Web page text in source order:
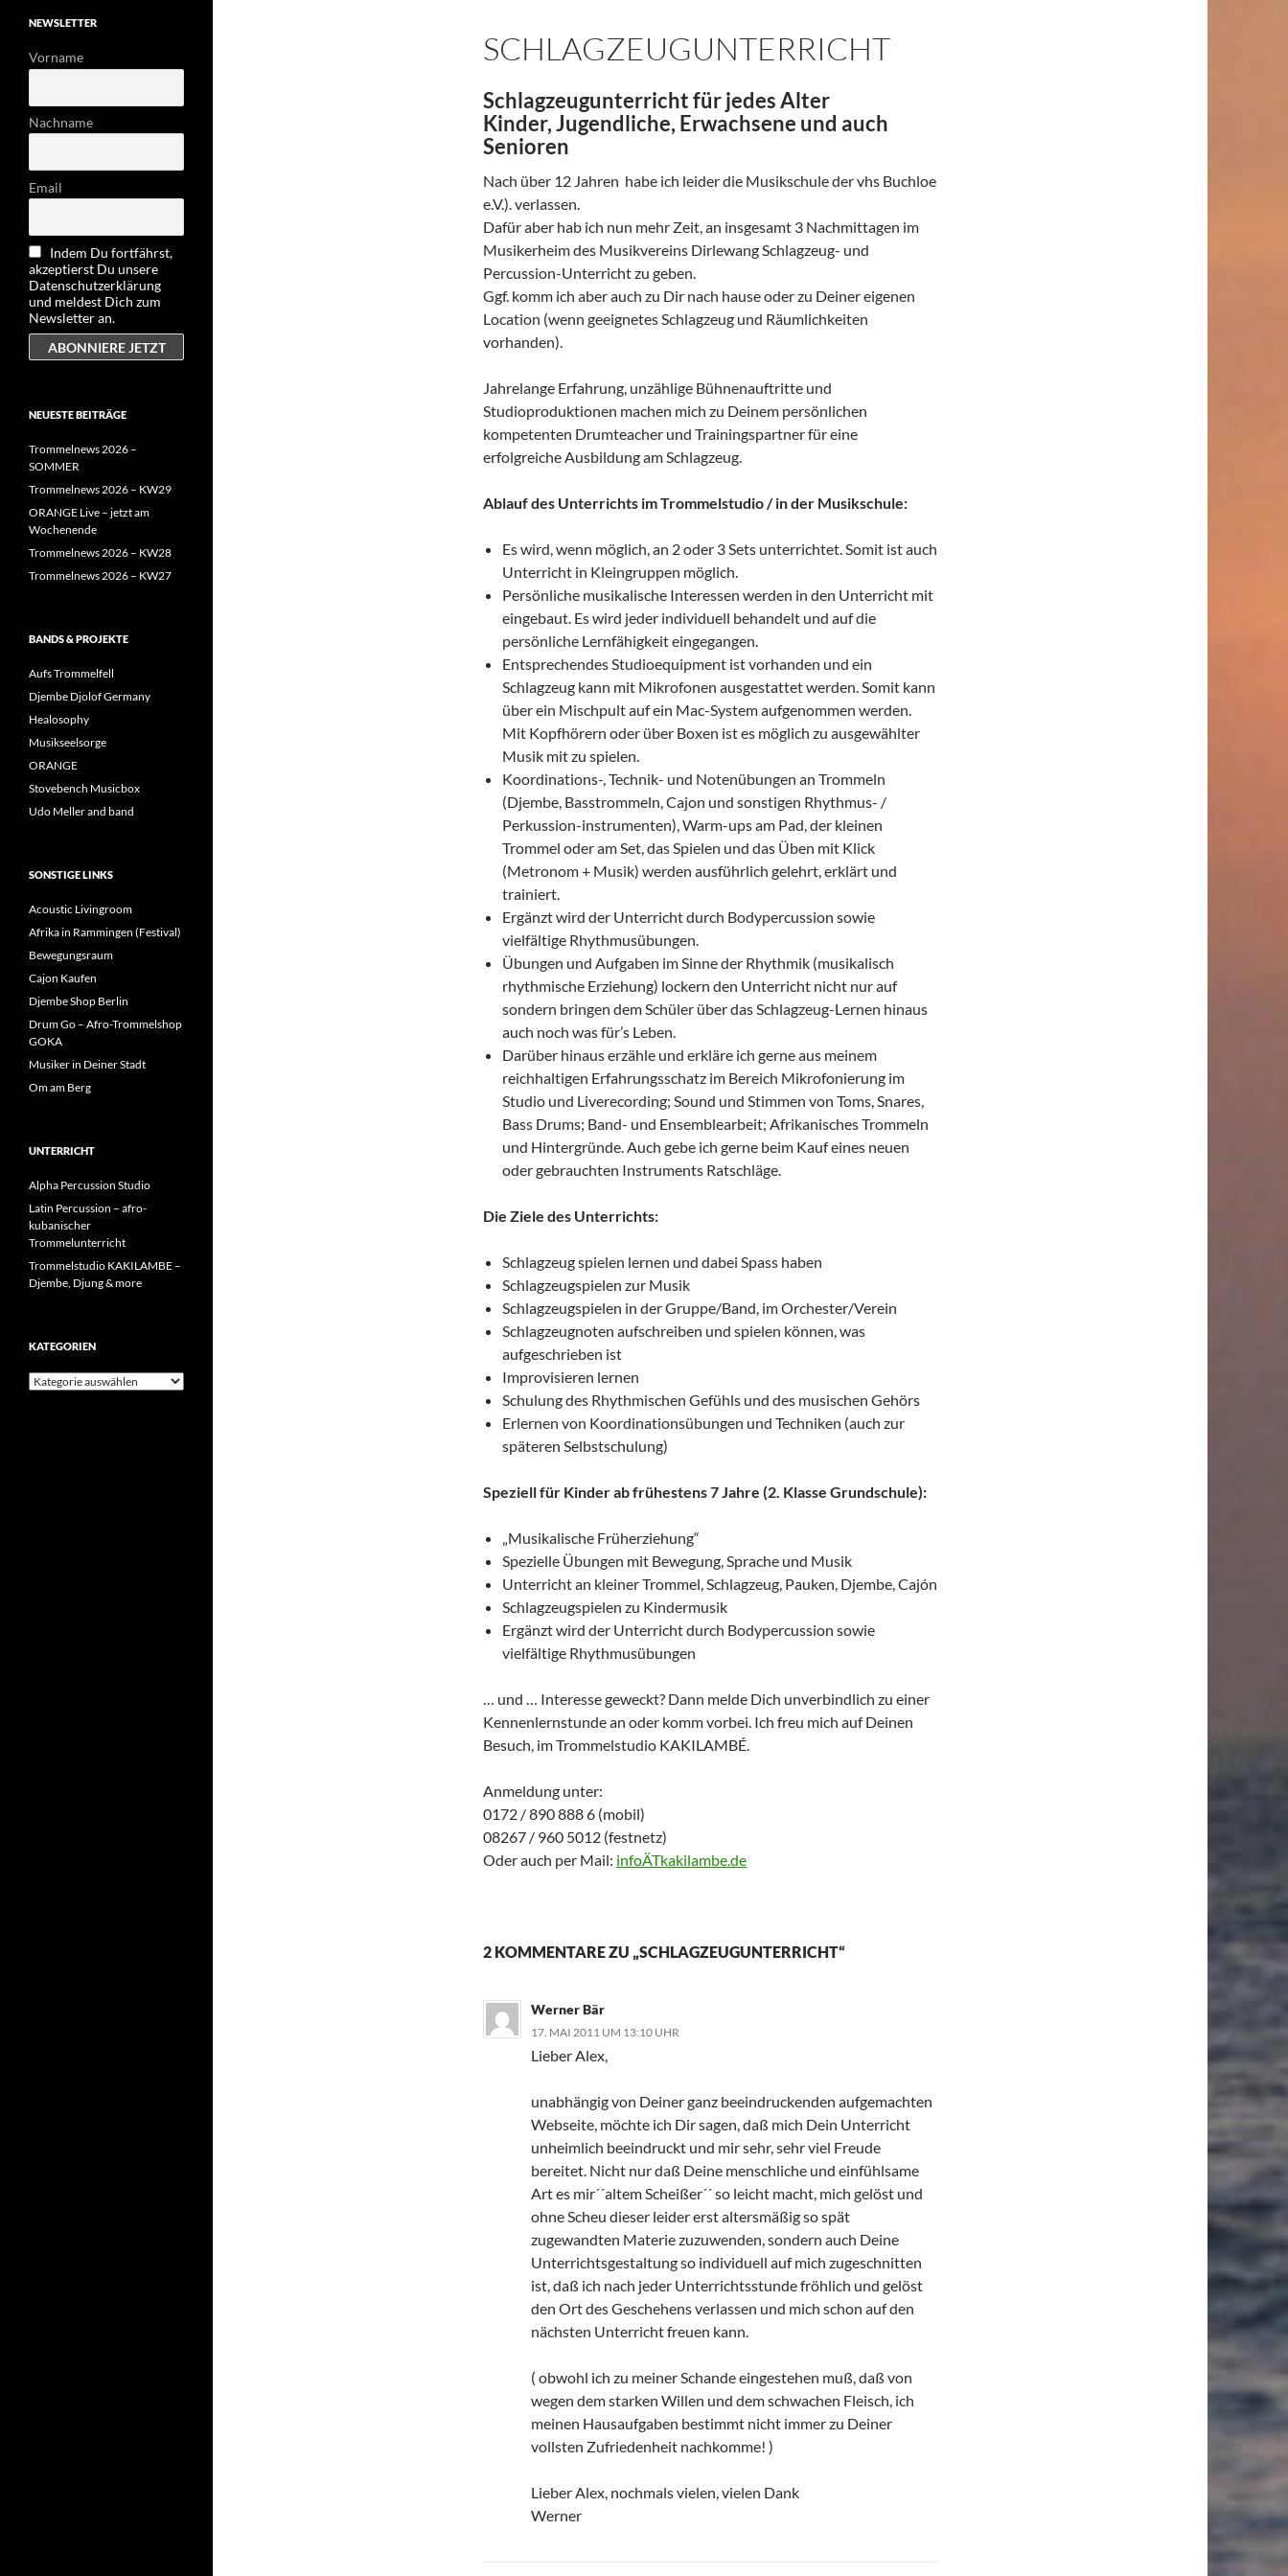
SCHLAGZEUGUNTERRICHT
Schlagzeugunterricht für jedes Alter
Kinder, Jugendliche, Erwachsene und auch
Senioren
Nach über 12 Jahren habe ich leider die Musikschule der vhs Buchloe
e.V.). verlassen.
Dafür aber hab ich nun mehr Zeit, an insgesamt 3 Nachmittagen im
Musikerheim des Musikvereins Dirlewang Schlagzeug- und
Percussion-Unterricht zu geben.
Ggf. komm ich aber auch zu Dir nach hause oder zu Deiner eigenen
Location (wenn geeignetes Schlagzeug und Räumlichkeiten
vorhanden).
Jahrelange Erfahrung, unzählige Bühnenauftritte und
Studioproduktionen machen mich zu Deinem persönlichen
kompetenten Drumteacher und Trainingspartner für eine
erfolgreiche Ausbildung am Schlagzeug.
Ablauf des Unterrichts im Trommelstudio / in der Musikschule:
Es wird, wenn möglich, an 2 oder 3 Sets unterrichtet. Somit ist auch
Unterricht in Kleingruppen möglich.
Persönliche musikalische Interessen werden in den Unterricht mit
eingebaut. Es wird jeder individuell behandelt und auf die
persönliche Lernfähigkeit eingegangen.
Entsprechendes Studioequipment ist vorhanden und ein
Schlagzeug kann mit Mikrofonen ausgestattet werden. Somit kann
über ein Mischpult auf ein Mac-System aufgenommen werden.
Mit Kopfhörern oder über Boxen ist es möglich zu ausgewählter
Musik mit zu spielen.
Koordinations-, Technik- und Notenübungen an Trommeln
(Djembe, Basstrommeln, Cajon und sonstigen Rhythmus- /
Perkussion-instrumenten), Warm-ups am Pad, der kleinen
Trommel oder am Set, das Spielen und das Üben mit Klick
(Metronom + Musik) werden ausführlich gelehrt, erklärt und
trainiert.
Ergänzt wird der Unterricht durch Bodypercussion sowie
vielfältige Rhythmusübungen.
Übungen und Aufgaben im Sinne der Rhythmik (musikalisch
rhythmische Erziehung) lockern den Unterricht nicht nur auf
sondern bringen dem Schüler über das Schlagzeug-Lernen hinaus
auch noch was für’s Leben.
Darüber hinaus erzähle und erkläre ich gerne aus meinem
reichhaltigen Erfahrungsschatz im Bereich Mikrofonierung im
Studio und Liverecording; Sound und Stimmen von Toms, Snares,
Bass Drums; Band- und Ensemblearbeit; Afrikanisches Trommeln
und Hintergründe. Auch gebe ich gerne beim Kauf eines neuen
oder gebrauchten Instruments Ratschläge.
Die Ziele des Unterrichts:
Schlagzeug spielen lernen und dabei Spass haben
Schlagzeugspielen zur Musik
Schlagzeugspielen in der Gruppe/Band, im Orchester/Verein
Schlagzeugnoten aufschreiben und spielen können, was
aufgeschrieben ist
Improvisieren lernen
Schulung des Rhythmischen Gefühls und des musischen Gehörs
Erlernen von Koordinationsübungen und Techniken (auch zur
späteren Selbstschulung)
Speziell für Kinder ab frühestens 7 Jahre (2. Klasse Grundschule):
„Musikalische Früherziehung“
Spezielle Übungen mit Bewegung, Sprache und Musik
Unterricht an kleiner Trommel, Schlagzeug, Pauken, Djembe, Cajón
Schlagzeugspielen zu Kindermusik
Ergänzt wird der Unterricht durch Bodypercussion sowie
vielfältige Rhythmusübungen
… und … Interesse geweckt? Dann melde Dich unverbindlich zu einer
Kennenlernstunde an oder komm vorbei. Ich freu mich auf Deinen
Besuch, im Trommelstudio KAKILAMBÉ.
Anmeldung unter:
0172 / 890 888 6 (mobil)
08267 / 960 5012 (festnetz)
Oder auch per Mail: infoÄTkakilambe.de
2 KOMMENTARE ZU „SCHLAGZEUGUNTERRICHT“
Werner Bär
17. MAI 2011 UM 13:10 UHR
Lieber Alex,
unabhängig von Deiner ganz beeindruckenden aufgemachten
Webseite, möchte ich Dir sagen, daß mich Dein Unterricht
unheimlich beeindruckt und mir sehr, sehr viel Freude
bereitet. Nicht nur daß Deine menschliche und einfühlsame
Art es mir´´altem Scheißer´´ so leicht macht, mich gelöst und
ohne Scheu dieser leider erst altersmäßig so spät
zugewandten Materie zuzuwenden, sondern auch Deine
Unterrichtsgestaltung so individuell auf mich zugeschnitten
ist, daß ich nach jeder Unterrichtsstunde fröhlich und gelöst
den Ort des Geschehens verlassen und mich schon auf den
nächsten Unterricht freuen kann.
( obwohl ich zu meiner Schande eingestehen muß, daß von
wegen dem starken Willen und dem schwachen Fleisch, ich
meinen Hausaufgaben bestimmt nicht immer zu Deiner
vollsten Zufriedenheit nachkomme! )
Lieber Alex, nochmals vielen, vielen Dank
Werner
NEWSLETTER
Vorname
Nachname
Email
Indem Du fortfährst,
akzeptierst Du unsere
Datenschutzerklärung
und meldest Dich zum
Newsletter an.
NEUESTE BEITRÄGE
Trommelnews 2026 –
SOMMER
Trommelnews 2026 – KW29
ORANGE Live – jetzt am
Wochenende
Trommelnews 2026 – KW28
Trommelnews 2026 – KW27
BANDS & PROJEKTE
Aufs Trommelfell
Djembe Djolof Germany
Healosophy
Musikseelsorge
ORANGE
Stovebench Musicbox
Udo Meller and band
SONSTIGE LINKS
Acoustic Livingroom
Afrika in Rammingen (Festival)
Bewegungsraum
Cajon Kaufen
Djembe Shop Berlin
Drum Go – Afro-Trommelshop
GOKA
Musiker in Deiner Stadt
Om am Berg
UNTERRICHT
Alpha Percussion Studio
Latin Percussion – afro-
kubanischer
Trommelunterricht
Trommelstudio KAKILAMBE –
Djembe, Djung & more
KATEGORIEN
Kategorien